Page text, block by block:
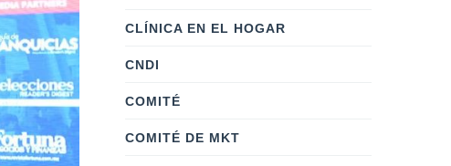
CLÍNICA EN EL HOGAR
CNDI
COMITÉ
COMITÉ DE MKT